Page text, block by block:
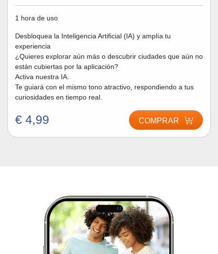
1 hora de uso
Desbloquea la Inteligencia Artificial (IA) y amplía tu
experiencia
¿Quieres explorar aún más o descubrir ciudades que aún no
están cubiertas por la aplicación?
Activa nuestra IA.
Te guiará con el mismo tono atractivo, respondiendo a tus
curiosidades en tiempo real.
€ 4,99 COMPRAR